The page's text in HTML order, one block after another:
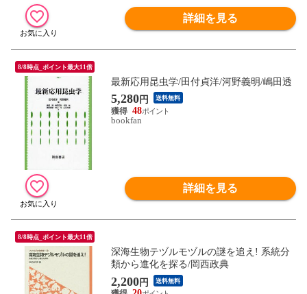
詳細を見る
8/8時点_ポイント最大11倍
最新応用昆虫学/田付貞洋/河野義明/嶋田透
5,280円 送料無料
48
bookfan
詳細を見る
8/8時点_ポイント最大11倍
深海生物テヅルモヅルの謎を追え! 系統分
類から進化を探る/岡西政典
2,200円 送料無料